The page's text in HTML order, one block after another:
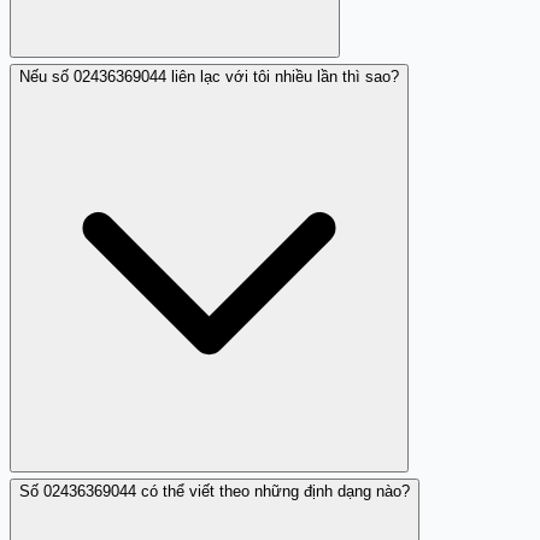
Nếu số 02436369044 liên lạc với tôi nhiều lần thì sao?
Điều đó có thể phản ánh hành vi lừa đảo, bạn nên cẩn
Số 02436369044 có thể viết theo những định dạng nào?